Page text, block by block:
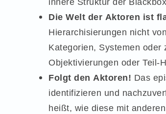
Die Welt der Aktoren ist
Hierarchisierungen nicht
Kategorien, Systemen
Objektivierungen oder Teil-
Folgt den Aktoren! Das
identifizieren und
heißt, wie diese mit